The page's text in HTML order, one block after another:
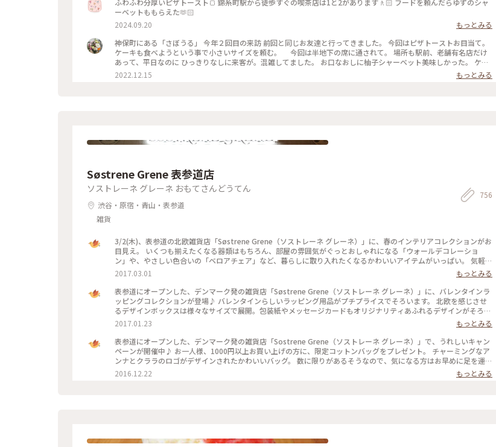
てくれます。 コーヒーをいただくつもりでしたが、この日は 気温が高く、冷たい飲み物で 季節外れのクールダウン
ェ #スイーツ #クリームソーダ #喫茶店メニュー #レトロ #クラシカルな街 #神田 #神保町 #さぼうる #喫茶店 #東京 #
秋の彩り
ふわふわ分厚いピザトースト🍞 錦糸町駅から徒歩すぐの喫茶店は1と2があります🚶🏻 フードを頼んだらゆずのシャ
ーベットももらえた🫶🏻
2024.09.20
もっとみる
神保町にある「さぼうる」 今年２回目の来訪 前回と同じお友達と行ってきました。 今回はピザトーストお目当て。
ケーキも食べようという事で小さいサイズを頼む。 今回は半地下の席に通されて。 場所も駅前、老舗有名店だけ
あって、平日なのに ひっきりなしに来客が。混雑してました。 お口なおしに柚子シャーベット美味しかった。 ケー
2022.12.15 もっとみる
Søstrene Grene 表参道店
ソストレーネ グレーネ おもてさんどうてん
渋谷・原宿・青山・表参道
雑貨
756
3/2(木)、表参道の北欧雑貨店「Søstrene Grene（ソストレーネ グレーネ）」に、春のインテリアコレクションがお
目見え。 いくつも揃えたくなる器類はもちろん、部屋の雰囲気がぐっとおしゃれになる「ウォールデコレーショ
ン」や、やさしい色合いの「ベロアチェア」など、暮らしに取り入れたくなるかわいいアイテムがいっぱい。 気軽に
2017.03.01
もっとみる
表参道にオープンした、デンマーク発の雑貨店「Søstrene Grene（ソストレーネ グレーネ）」に、バレンタインラ
ッピングコレクションが登場♪ バレンタインらしいラッピング用品がプチプライスでそろいます。 北欧を感じさせ
るデザインボックスは様々なサイズで展開。包装紙やメッセージカードもオリジナリティあふれるデザインがそろっ
ていて、自分らしいすてきな演出がきっとできますよ。 #ソストレーネグレーネ #表参道 #ラッピング #バレンタイ
ン
2017.01.23
もっとみる
表参道にオープンした、デンマーク発の雑貨店「Sostrene Grene（ソストレーネ グレーネ）」で、うれしいキャン
ペーンが開催中♪ お一人様、1000円以上お買い上げの方に、限定コットンバッグをプレゼント。 チャーミングなア
ンナとクララのロゴがデザインされたかわいいバッグ。 数に限りがあるそうなので、気になる方はお早めに足を運ん
2016.12.22 もっとみる